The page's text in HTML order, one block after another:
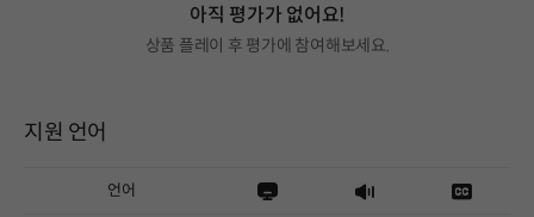
아직 평가가 없어요!
상품 플레이 후 평가에 참여해보세요.
지원 언어
언어